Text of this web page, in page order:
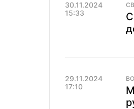
30.11.2024
15:33
29.11.2024
17:10